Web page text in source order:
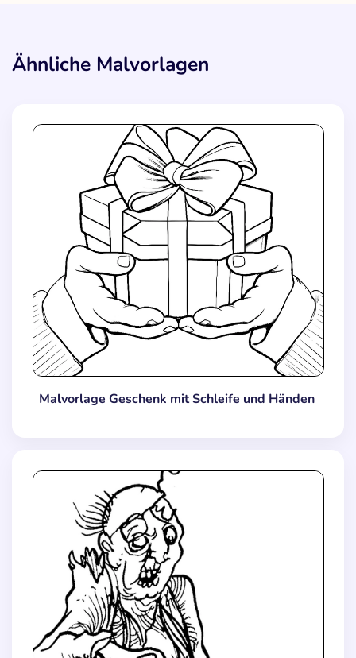
Ähnliche Malvorlagen
Malvorlage Geschenk mit Schleife und Händen